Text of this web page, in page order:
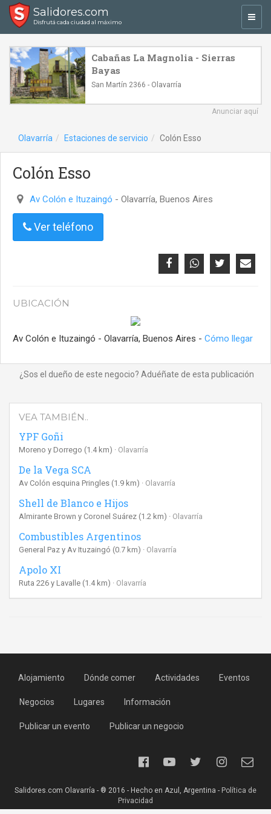
Salidores.com
Disfrutá cada ciudad al máximo
Cabañas La Magnolia - Sierras
Bayas
San Martín 2366 - Olavarría
Anunciar aquí
Olavarría Estaciones de servicio Colón Esso
Colón Esso
Av Colón e Ituzaingó - Olavarría, Buenos Aires
Ver teléfono
UBICACIÓN
Av Colón e Ituzaingó - Olavarría, Buenos Aires - Cómo llegar
¿Sos el dueño de este negocio? Aduéñate de esta publicación
VEA TAMBIÉN..
YPF Goñi
Moreno y Dorrego (1.4 km) Olavarría
De la Vega SCA
Av Colón esquina Pringles (1.9 km) Olavarría
Shell de Blanco e Hijos
Almirante Brown y Coronel Suárez (1.2 km) Olavarría
Combustibles Argentinos
General Paz y Av Ituzaingó (0.7 km) Olavarría
Apolo XI
Ruta 226 y Lavalle (1.4 km) Olavarría
Alojamiento Dónde comer Actividades Eventos
Negocios Lugares Información
Publicar un evento Publicar un negocio
Salidores.com Olavarría - ® 2016 - Hecho en Azul, Argentina - Política de
Privacidad